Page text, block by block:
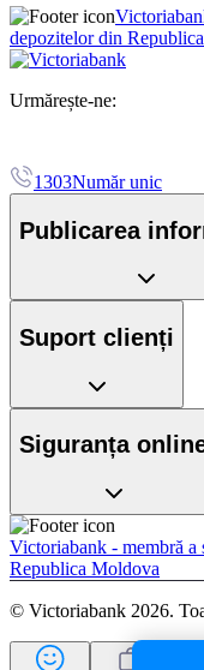
depozitelor din
Urmărește-ne:
1303Număr unic
Publicarea
Suport clienți
Siguranța
Victoriabank - membră a
Republica Moldova
© Victoriabank 2026.